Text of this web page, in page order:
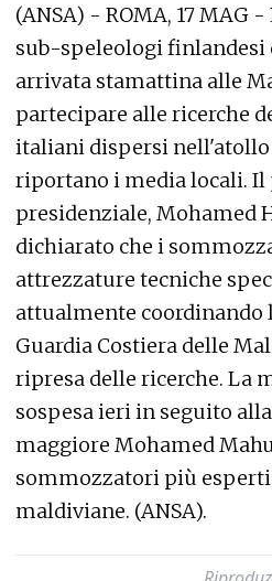
(ANSA) - ROMA, 17 MAG
sub-speleologi finlandesi
arrivata stamattina alle
partecipare alle ricerche
italiani dispersi nell'atollo
riportano i media locali.
presidenziale, Mohamed
dichiarato che i
attrezzature tecniche
attualmente coordinando
Guardia Costiera delle
ripresa delle ricerche. La
sospesa ieri in seguito
maggiore Mohamed
sommozzatori più
maldiviane. (ANSA).